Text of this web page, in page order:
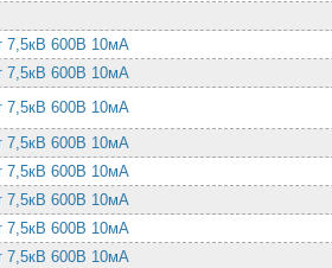
7,5кВ 600В 10мА
7,5кВ 600В 10мА
7,5кВ 600В 10мА
7,5кВ 600В 10мА
7,5кВ 600В 10мА
7,5кВ 600В 10мА
7,5кВ 600В 10мА
7,5кВ 600В 10мА